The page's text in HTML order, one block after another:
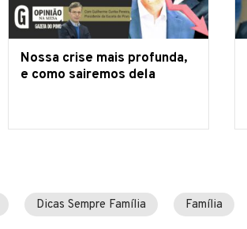
Nossa crise mais profunda,
e como sairemos dela
Dicas Sempre Família Família